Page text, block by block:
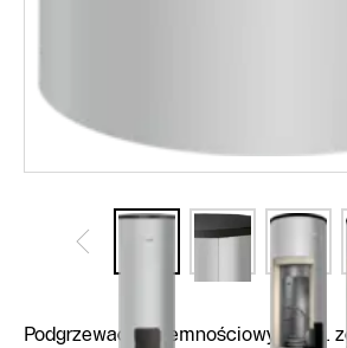
Podgrzewacz pojemnościowy c.w.u.